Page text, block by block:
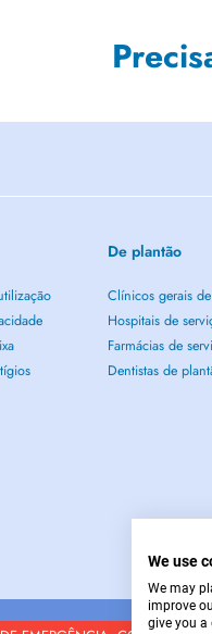
De plantão
Clínicos gerais
Hospitais de
Farmácias de
Dentistas de
We use
We may
improve
give you a